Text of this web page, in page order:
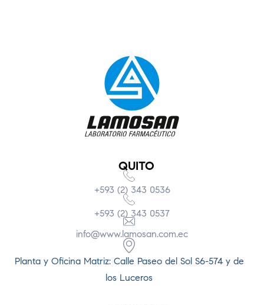
QUITO
+593 (2) 343 0536
+593 (2) 343 0537
info@www.lamosan.com.ec
Planta y Oficina Matriz: Calle Paseo del Sol S6-574 y de
los Luceros